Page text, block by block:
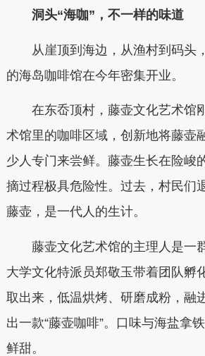
洞头“海咖”，不一样的味道
从崖顶到海边，从渔村到码头
的海岛咖啡馆在今年密集开业。
在东岙顶村，藤壶文化艺术馆
术馆里的咖啡区域，创新地将藤壶
少人专门来尝鲜。藤壶生长在险峻
摘过程极具危险性。过去，村民们
藤壶，是一代人的生计。
藤壶文化艺术馆的主理人是一
大学文化特派员郑敬玉带着团队孵
取出来，低温烘烤、研磨成粉，融
出一款“藤壶咖啡”。口味与海盐拿
鲜甜。